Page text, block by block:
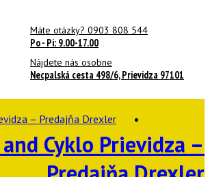
Máte otázky? 0903 808 544
Po - Pi: 9.00-17.00
Nájdete nás osobne
Necpalská cesta 498/6, Prievidza 97101